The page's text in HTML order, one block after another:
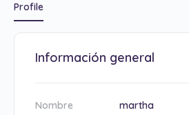
Profile
Información general
Nombre
martha